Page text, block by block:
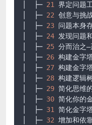
│  ├─ 21 界定问题
│  ├─ 22 创意与挑
│  ├─ 23 问题本身
│  ├─ 24 发现问题
│  ├─ 25 分而治之
│  ├─ 26 构建金字
│  ├─ 27 构建金字
│  ├─ 28 构建逻辑
│  ├─ 29 简化思维
│  ├─ 30 简化你的
│  ├─ 31 简化金字
│  ├─ 32 增加和依